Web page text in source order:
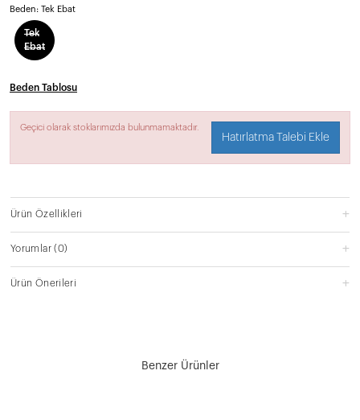
Beden: Tek Ebat
Tek
Ebat
Beden Tablosu
Geçici olarak stoklarımızda bulunmamaktadır.
Hatırlatma Talebi Ekle
Ürün Özellikleri
Yorumlar(0)
Ürün Önerileri
Benzer Ürünler